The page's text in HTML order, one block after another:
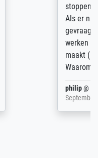
voor af aan).